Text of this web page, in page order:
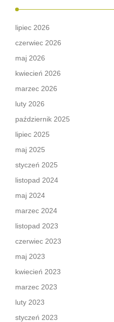
lipiec 2026
czerwiec 2026
maj 2026
kwiecień 2026
marzec 2026
luty 2026
październik 2025
lipiec 2025
maj 2025
styczeń 2025
listopad 2024
maj 2024
marzec 2024
listopad 2023
czerwiec 2023
maj 2023
kwiecień 2023
marzec 2023
luty 2023
styczeń 2023